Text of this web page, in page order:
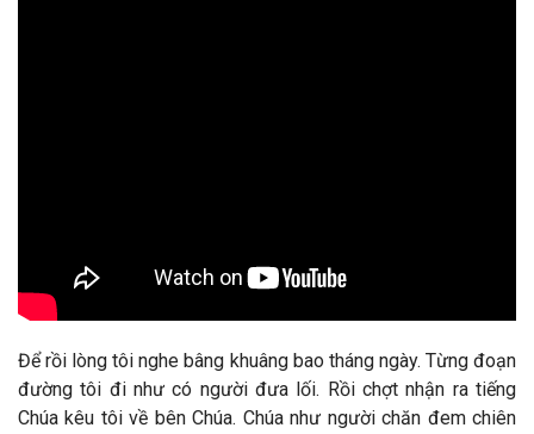
Để rồi lòng tôi nghe bâng khuâng bao tháng ngày. Từng đoạn
đường tôi đi như có người đưa lối. Rồi chợt nhận ra tiếng
Chúa kêu tôi về bên Chúa. Chúa như người chăn đem chiên